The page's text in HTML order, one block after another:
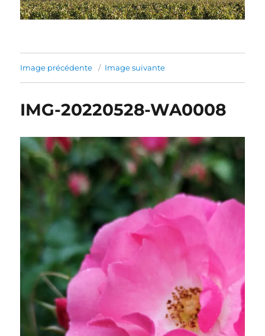
Image précédente Image suivante
IMG-20220528-WA0008